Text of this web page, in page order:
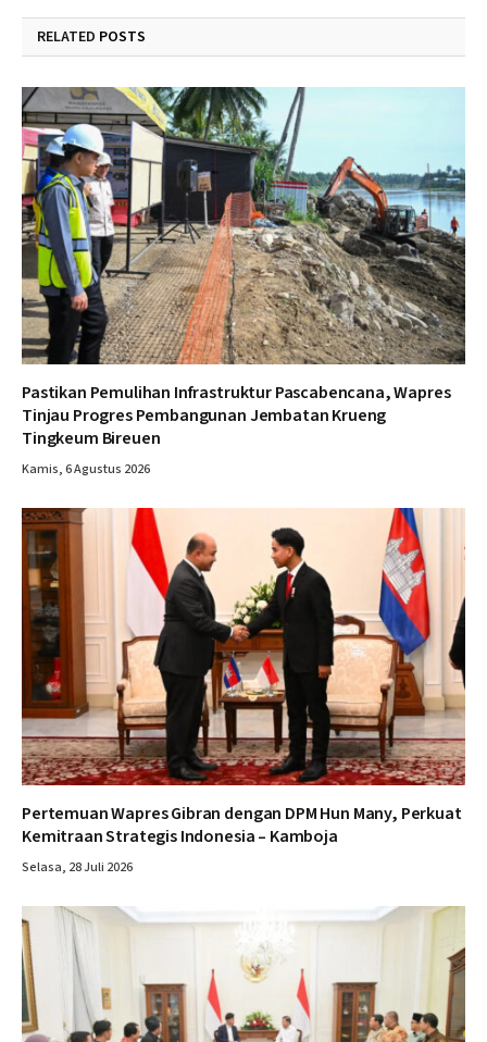
RELATED POSTS
Pastikan Pemulihan Infrastruktur Pascabencana, Wapres
Tinjau Progres Pembangunan Jembatan Krueng
Tingkeum Bireuen
Kamis, 6 Agustus 2026
Pertemuan Wapres Gibran dengan DPM Hun Many, Perkuat
Kemitraan Strategis Indonesia – Kamboja
Selasa, 28 Juli 2026